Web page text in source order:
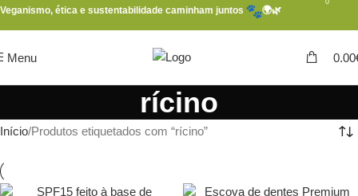
Veganismo, ética e sustentabilidade caminham juntos 🌍🌿
Menu
0
0.00
rícino
Início Produtos etiquetados com “rícino”